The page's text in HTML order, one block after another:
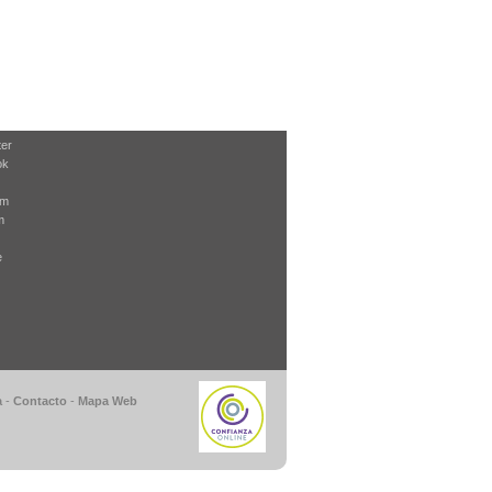
- Contacto - Mapa Web